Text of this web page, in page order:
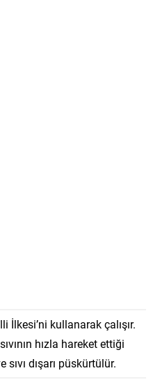
İlkesi’ni kullanarak çalışır.
hızla hareket ettiği
dışarı püskürtülür.